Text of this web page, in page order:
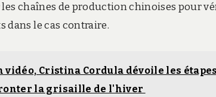
chaînes de production chinoises pour
dans le cas contraire.
vidéo, Cristina Cordula dévoile les
la grisaille de l'hiver